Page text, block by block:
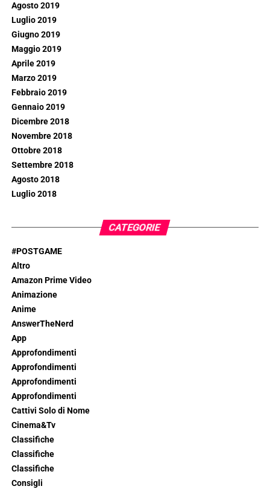
Agosto 2019
Luglio 2019
Giugno 2019
Maggio 2019
Aprile 2019
Marzo 2019
Febbraio 2019
Gennaio 2019
Dicembre 2018
Novembre 2018
Ottobre 2018
Settembre 2018
Agosto 2018
Luglio 2018
CATEGORIE
#POSTGAME
Altro
Amazon Prime Video
Animazione
Anime
AnswerTheNerd
App
Approfondimenti
Approfondimenti
Approfondimenti
Approfondimenti
Cattivi Solo di Nome
Cinema&Tv
Classifiche
Classifiche
Classifiche
Consigli